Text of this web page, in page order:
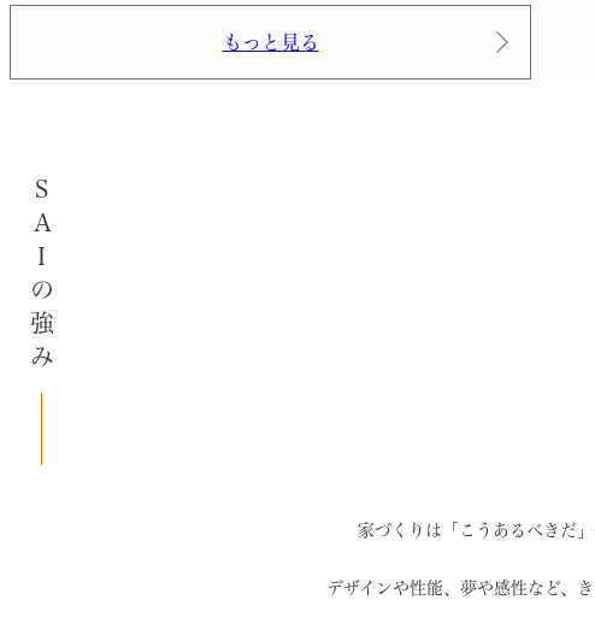
もっと見る
SAIの強み
家づくりは「こうあるべきだ
デザインや性能、夢や感性など、